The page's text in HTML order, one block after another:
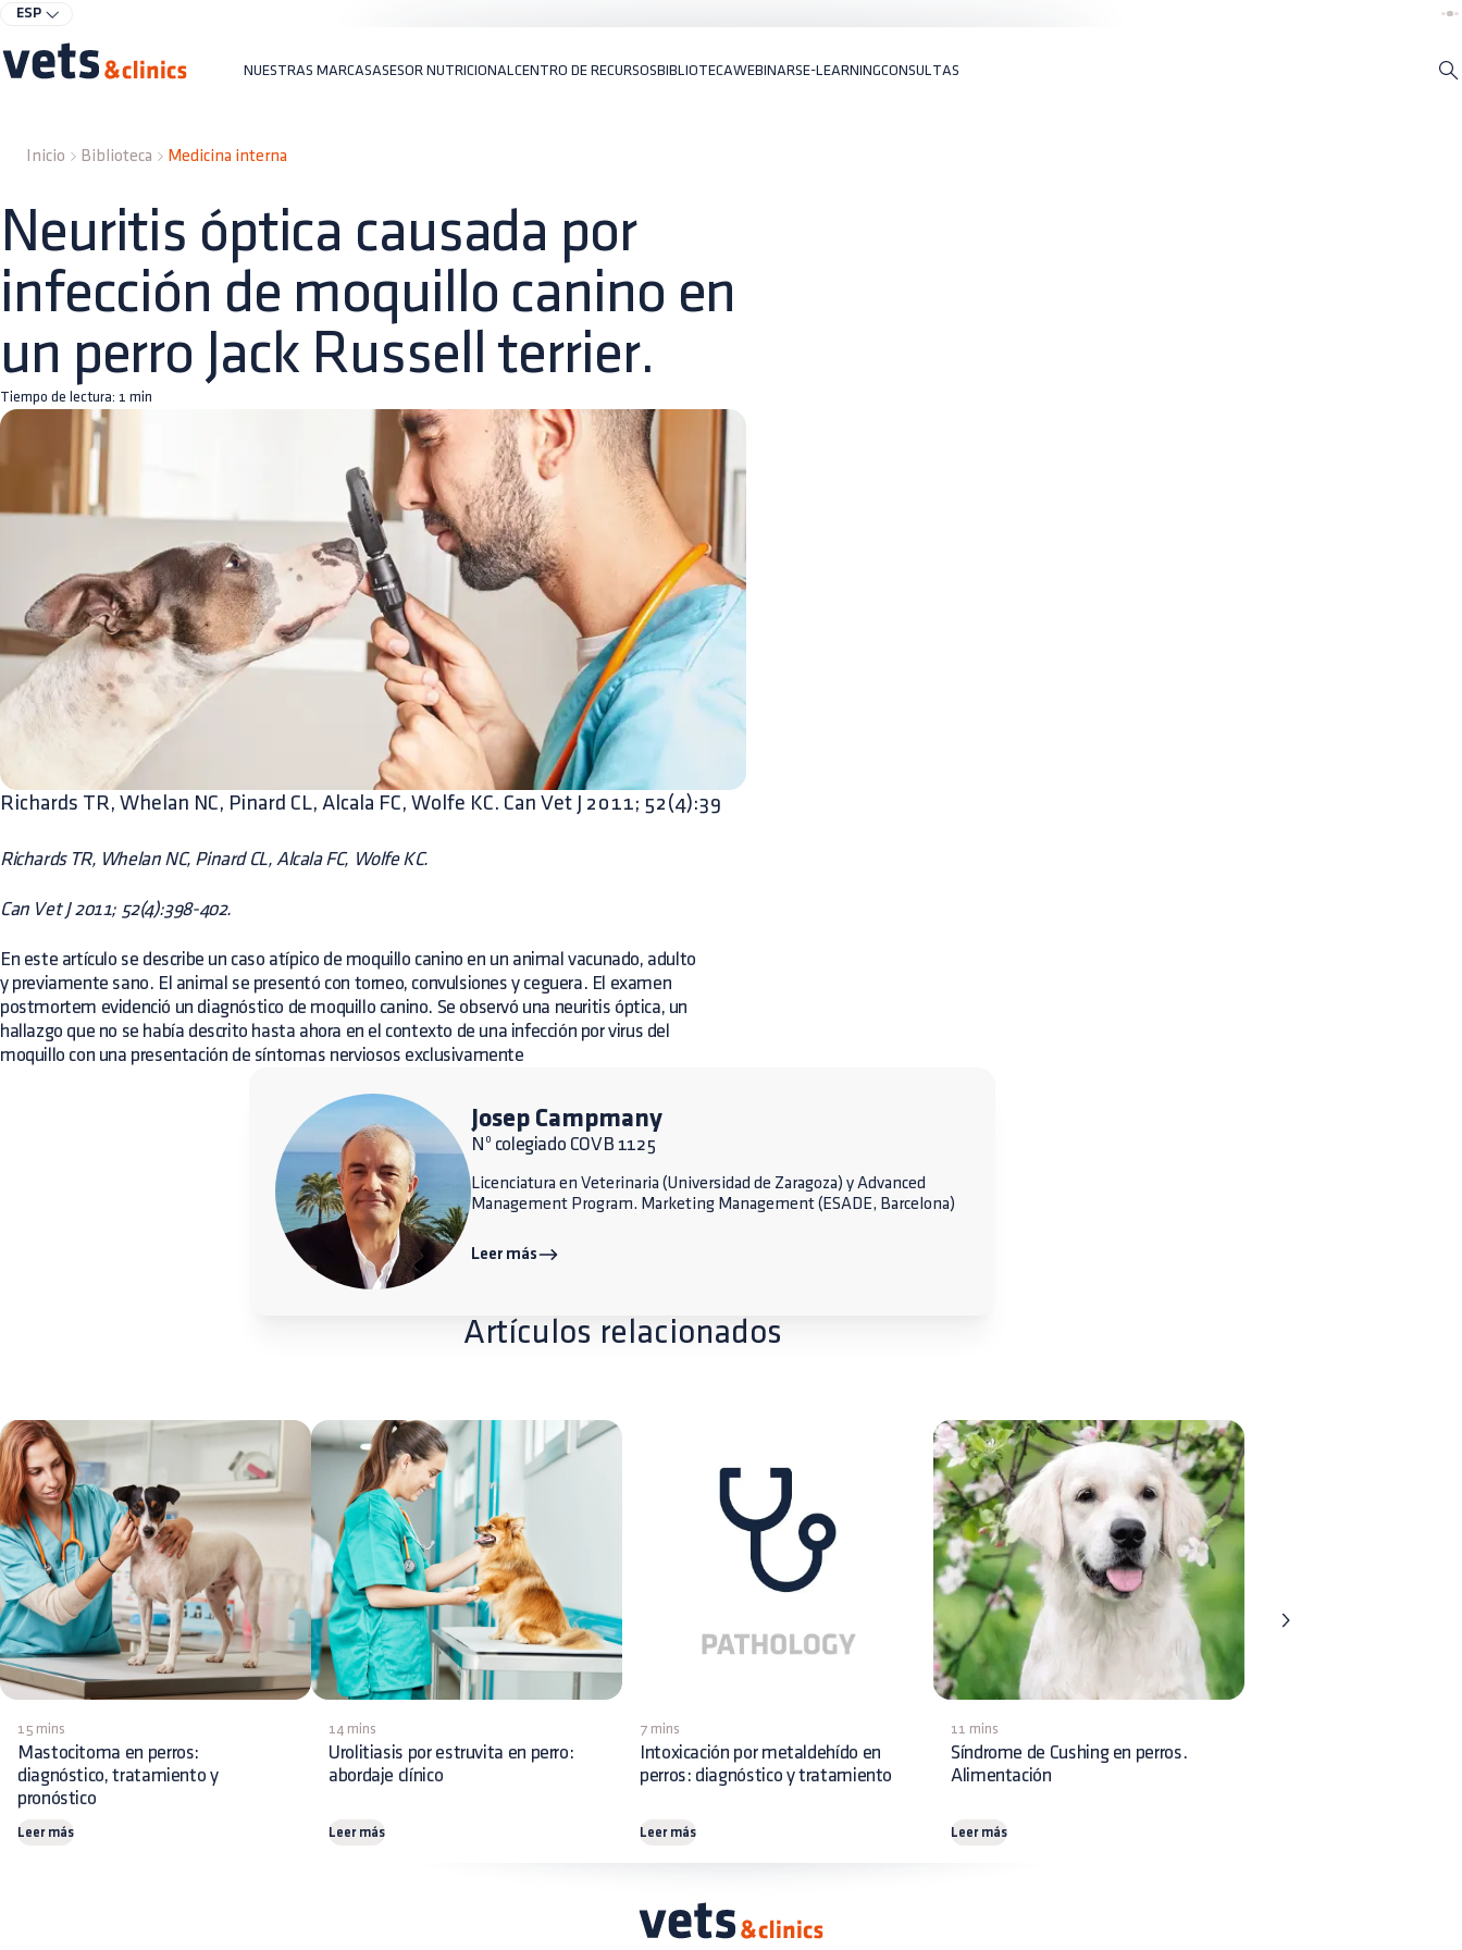
ESP
NUESTRAS MARCASASESOR NUTRICIONAL CENTRO DE RECURSOSBIBLIOTECAWEBINARSE-LEARNINGCONSULTAS
Inicio Biblioteca Medicina interna
Neuritis óptica causada por
infección de moquillo canino en
un perro Jack Russell terrier.
Tiempo de lectura: 1 min
Richards TR, Whelan NC, Pinard CL, Alcala FC, Wolfe KC. Can Vet J 2011; 52(4):39
Richards TR, Whelan NC, Pinard CL, Alcala FC, Wolfe KC.
Can Vet J 2011; 52(4):398-402.
En este artículo se describe un caso atípico de moquillo canino en un animal vacunado, adulto
y previamente sano. El animal se presentó con torneo, convulsiones y ceguera. El examen
postmortem evidenció un diagnóstico de moquillo canino. Se observó una neuritis óptica, un
hallazgo que no se había descrito hasta ahora en el contexto de una infección por virus del
moquillo con una presentación de síntomas nerviosos exclusivamente
Josep Campmany
Nº colegiado COVB 1125
Licenciatura en Veterinaria (Universidad de Zaragoza) y Advanced
Management Program. Marketing Management (ESADE, Barcelona)
Leer más
Artículos relacionados
15 mins
Mastocitoma en perros:
diagnóstico, tratamiento y
pronóstico
Leer más
14 mins
Urolitiasis por estruvita en perro:
abordaje clínico
Leer más
7 mins
Intoxicación por metaldehído en
perros: diagnóstico y tratamiento
Leer más
11 mins
Síndrome de Cushing en perros.
Alimentación
Leer más